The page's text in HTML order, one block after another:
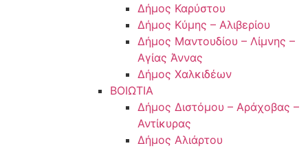
Δήμος Καρύστου
Δήμος Κύμης – Αλιβερίου
Δήμος Μαντουδίου – Λίμνης –
Αγίας Άννας
Δήμος Χαλκιδέων
ΒΟΙΩΤΙΑ
Δήμος Διστόμου – Αράχοβας –
Αντίκυρας
Δήμος Αλιάρτου